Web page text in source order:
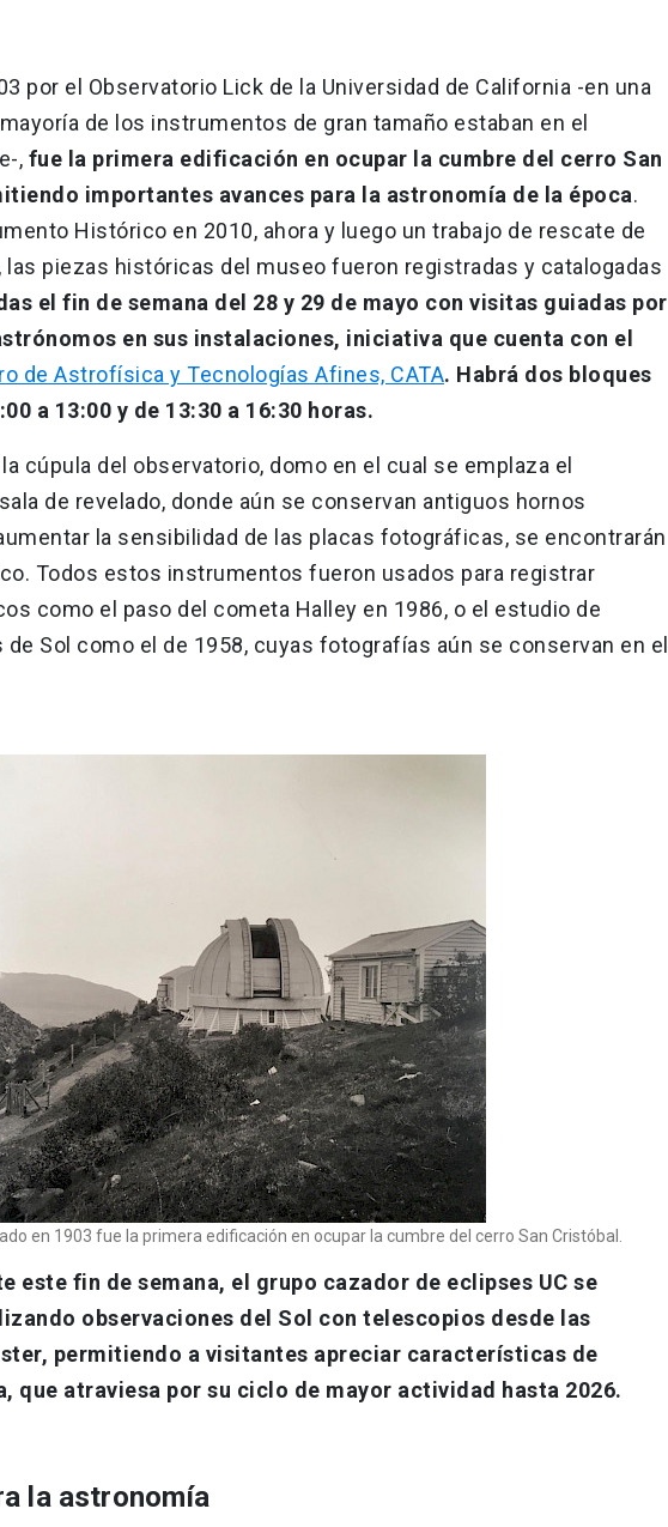
por el Observatorio Lick de la Universidad de California -en una
de los instrumentos de gran tamaño estaban en el
, fue la primera edificación en ocupar la cumbre del cerro San
importantes avances para la astronomía de la época.
Histórico en 2010, ahora y luego un trabajo de rescate de
piezas históricas del museo fueron registradas y catalogadas
el fin de semana del 28 y 29 de mayo con visitas guiadas por
en sus instalaciones, iniciativa que cuenta con el
de Astrofísica y Tecnologías Afines, CATA. Habrá dos bloques
a 13:00 y de 13:30 a 16:30 horas.
cúpula del observatorio, domo en el cual se emplaza el
de revelado, donde aún se conservan antiguos hornos
la sensibilidad de las placas fotográficas, se encontrarán
Todos estos instrumentos fueron usados para registrar
como el paso del cometa Halley en 1986, o el estudio de
Sol como el de 1958, cuyas fotografías aún se conservan en el
en 1903 fue la primera edificación en ocupar la cumbre del cerro San Cristóbal.
este fin de semana, el grupo cazador de eclipses UC se
observaciones del Sol con telescopios desde las
permitiendo a visitantes apreciar características de
que atraviesa por su ciclo de mayor actividad hasta 2026.
la astronomía